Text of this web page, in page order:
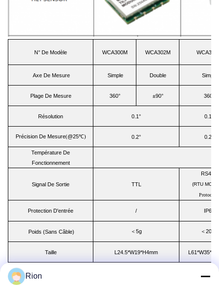
N° De Modèle WCA300M WCA302M
Axe De Mesure Simple Double Simple
Plage De Mesure 360° ±90° 360°
Résolution 0.1° 0.1°
Précision De Mesure(@25℃) 0.2° 0.2°
Température De
Fonctionnement
Signal De Sortie TTL
RS485
(RTU
Protocole
Protection D'entrée / IP67
Poids (sans Câble) ＜5g ＜200g
Taille L24.5*W19*H4mm
Rion